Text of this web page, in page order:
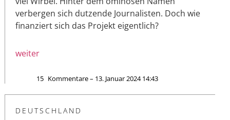
verbergen sich dutzende Journalisten. Doch wie
finanziert sich das Projekt eigentlich?
weiter
15 Kommentare – 13. Januar 2024 14:43
DEUTSCHLAND